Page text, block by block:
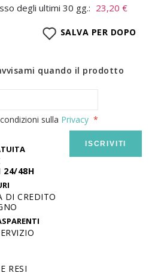
degli ultimi 30 gg.: 23,20 €
SALVA PER DOPO
quando il prodotto
sulla Privacy
ISCRIVITI
24/48H
DI CREDITO
RESI